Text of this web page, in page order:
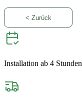
< Zurück
Installation ab 4 Stunden